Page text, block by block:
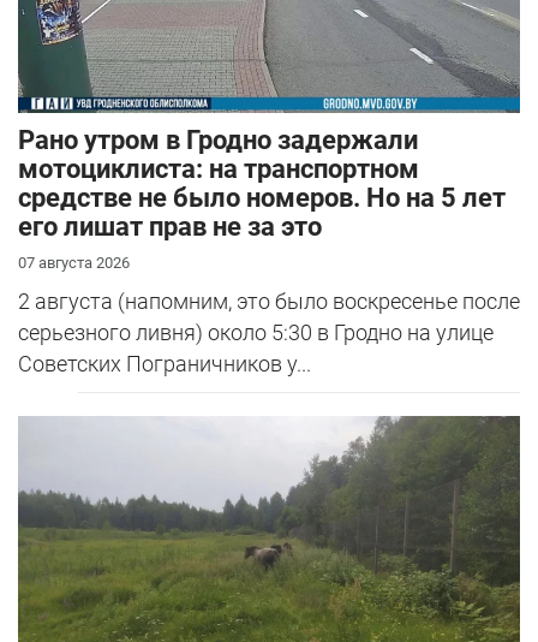
Рано утром в Гродно задержали
мотоциклиста: на транспортном
средстве не было номеров. Но на 5 лет
его лишат прав не за это
07 августа 2026
2 августа (напомним, это было воскресенье после
серьезного ливня) около 5:30 в Гродно на улице
Советских Пограничников у...